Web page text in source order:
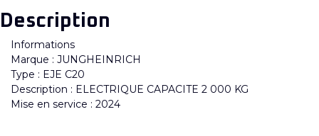
Description
Informations
Marque : JUNGHEINRICH
Type : EJE C20
Description : ELECTRIQUE CAPACITE 2 000 KG
Mise en service : 2024